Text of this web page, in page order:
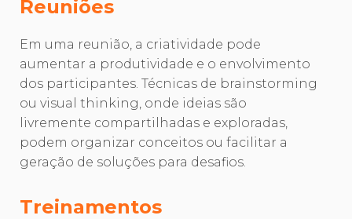
Reuniões
Em uma reunião, a criatividade pode
aumentar a produtividade e o envolvimento
dos participantes. Técnicas de brainstorming
ou visual thinking, onde ideias são
livremente compartilhadas e exploradas,
podem organizar conceitos ou facilitar a
geração de soluções para desafios.
Treinamentos